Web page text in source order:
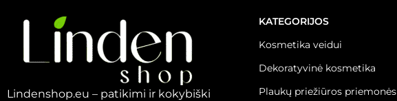
Lindenshop.eu – patikimi ir kokybiški
KATEGORIJOS
Kosmetika veidui
Dekoratyvinė kosmetika
Plaukų priežiūros priemonės